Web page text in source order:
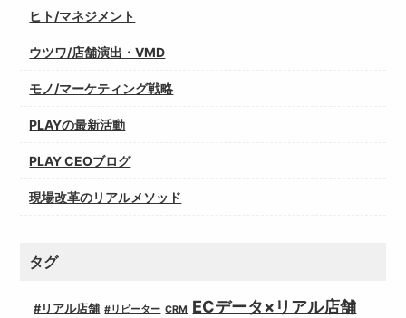
ヒト/マネジメント
ウツワ/店舗演出・VMD
モノ/マーケティング戦略
PLAYの最新活動
PLAY CEOブログ
現場改革のリアルメソッド
タグ
#リアル店舗 #リピーター CRM ECデータ×リアル店舗